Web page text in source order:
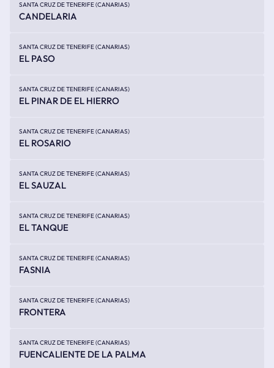
SANTA CRUZ DE TENERIFE (CANARIAS)
CANDELARIA
SANTA CRUZ DE TENERIFE (CANARIAS)
EL PASO
SANTA CRUZ DE TENERIFE (CANARIAS)
EL PINAR DE EL HIERRO
SANTA CRUZ DE TENERIFE (CANARIAS)
EL ROSARIO
SANTA CRUZ DE TENERIFE (CANARIAS)
EL SAUZAL
SANTA CRUZ DE TENERIFE (CANARIAS)
EL TANQUE
SANTA CRUZ DE TENERIFE (CANARIAS)
FASNIA
SANTA CRUZ DE TENERIFE (CANARIAS)
FRONTERA
SANTA CRUZ DE TENERIFE (CANARIAS)
FUENCALIENTE DE LA PALMA